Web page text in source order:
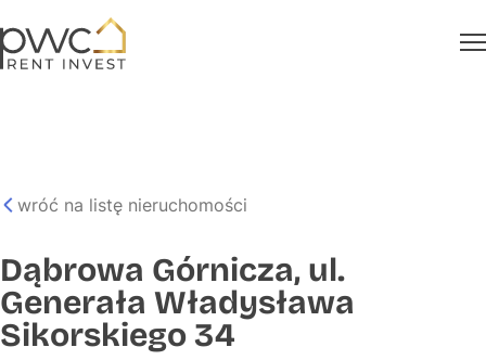
wróć na listę nieruchomości
Dąbrowa Górnicza, ul.
Generała Władysława
Sikorskiego 34